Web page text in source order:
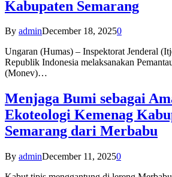
Kabupaten Semarang
By adminDecember 18, 20250
Ungaran (Humas) – Inspektorat Jenderal
Republik Indonesia melaksanakan
(Monev)…
Menjaga Bumi sebagai
Ekoteologi Kemenag
Semarang dari Merbabu
By adminDecember 11, 20250